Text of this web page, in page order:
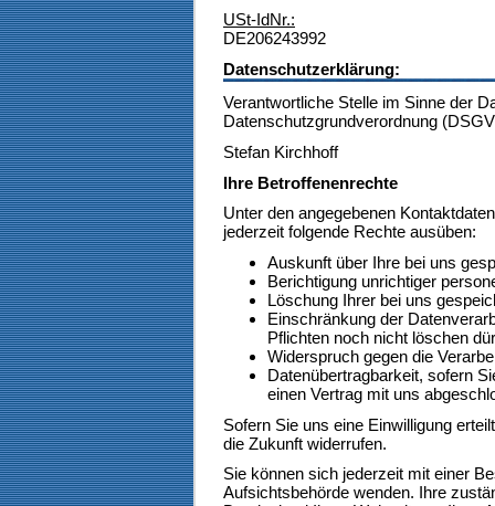
USt-IdNr.:
DE206243992
Datenschutzerklärung:
Verantwortliche Stelle im Sinne der
Datenschutzgrundverordnung
Stefan Kirchhoff
Ihre Betroffenenrechte
Unter den angegebenen
jederzeit folgende Rechte ausüben:
Auskunft über Ihre bei uns
Berichtigung unrichtiger
Löschung Ihrer bei uns
Einschränkung der
Pflichten noch nicht löschen
Widerspruch gegen die
Datenübertragbarkeit, sofern
einen Vertrag mit uns
Sofern Sie uns eine Einwilligung
die Zukunft widerrufen.
Sie können sich jederzeit mit einer
Aufsichtsbehörde wenden. Ihre